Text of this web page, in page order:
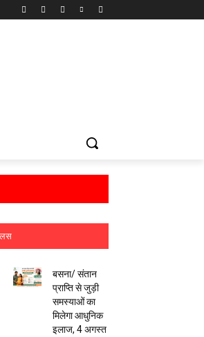
बसना/ संतान
प्राप्ति से जुड़ी
समस्याओं का
मिलेगा आधुनिक
इलाज, 4 अगस्त